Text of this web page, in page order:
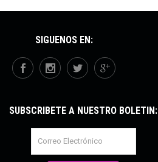
SÍGUENOS EN:
SUBSCRÍBETE A NUESTRO BOLETÍN: